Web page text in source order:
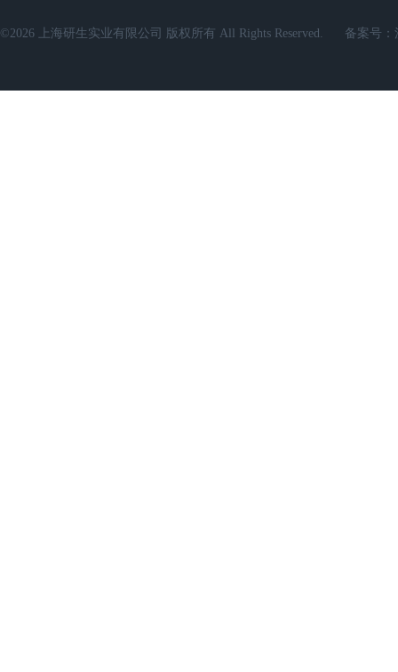
©2026 上海研生实业有限公司 版权所有 All Rights Reserved. 备案号：